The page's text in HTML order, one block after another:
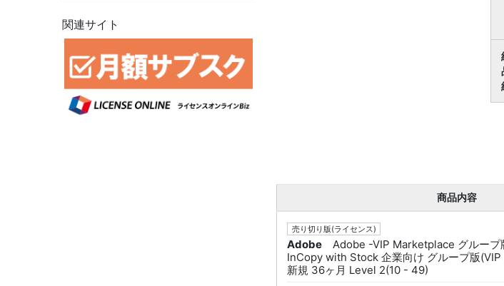
商品内容
売り切り版(ライセンス)
Adobe
Adobe -VIP Marketplace グループ
InCopy with Stock 企業向け グループ版
新規 36ヶ月 Level 2(10 - 49)
関連サイト